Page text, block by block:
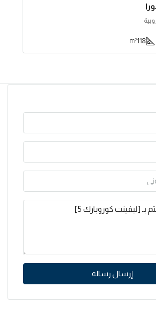
118
m²
إرسال رسالة